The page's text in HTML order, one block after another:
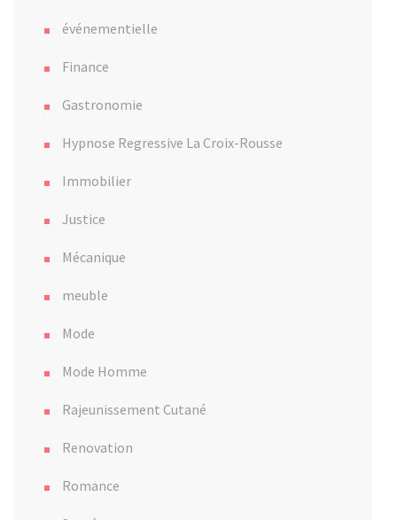
événementielle
Finance
Gastronomie
Hypnose Regressive La Croix-Rousse
Immobilier
Justice
Mécanique
meuble
Mode
Mode Homme
Rajeunissement Cutané
Renovation
Romance